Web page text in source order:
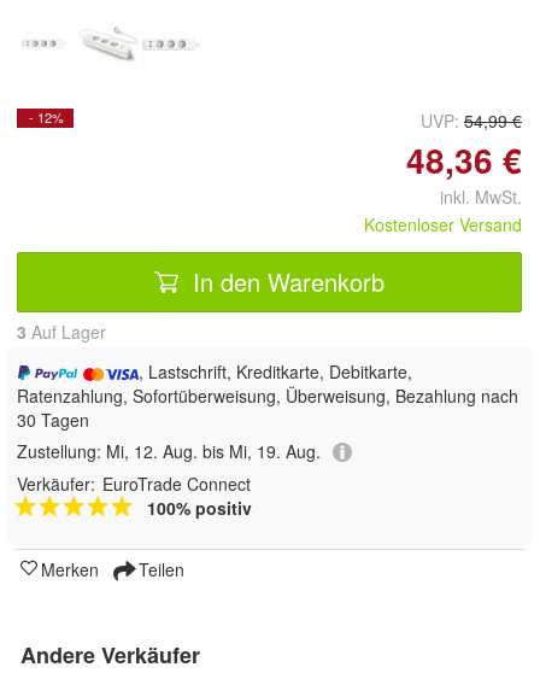
- 12% UVP: 54,99 €
48,36 €
inkl. MwSt.
Kostenloser Versand
In den Warenkorb
3 Auf Lager
, Lastschrift, Kreditkarte, Debitkarte,
Ratenzahlung, Sofortüberweisung, Überweisung, Bezahlung nach
30 Tagen
Zustellung: Mi, 12. Aug. bis Mi, 19. Aug.
Verkäufer: EuroTrade Connect
100% positiv
Merken Teilen
Andere Verkäufer